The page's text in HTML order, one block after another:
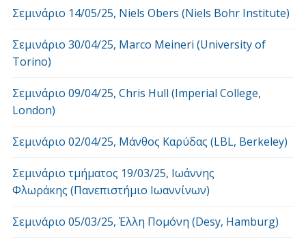
Σεμινάριο 14/05/25, Niels Obers (Niels Bohr Institute)
Σεμινάριο 30/04/25, Marco Meineri (University of
Torino)
Σεμινάριο 09/04/25, Chris Hull (Imperial College,
London)
Σεμινάριο 02/04/25, Μάνθος Καρύδας (LBL, Berkeley)
Σεμινάριο τμήματος 19/03/25, Ιωάννης
Φλωράκης (Πανεπιστήμιο Ιωαννίνων)
Σεμινάριο 05/03/25, Έλλη Πομόνη (Desy, Hamburg)